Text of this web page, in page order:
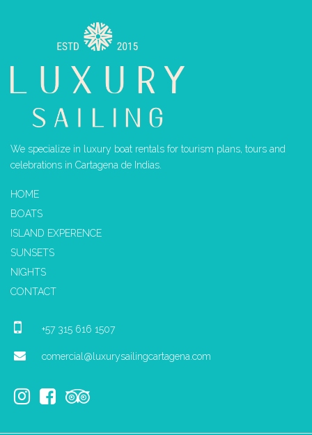
We specialize in luxury boat rentals for tourism plans, tours and
celebrations in Cartagena de Indias.
HOME
BOATS
ISLAND EXPERENCE
SUNSETS
NIGHTS
CONTACT
+57 315 616 1507
comercial@luxurysailingcartagena.com